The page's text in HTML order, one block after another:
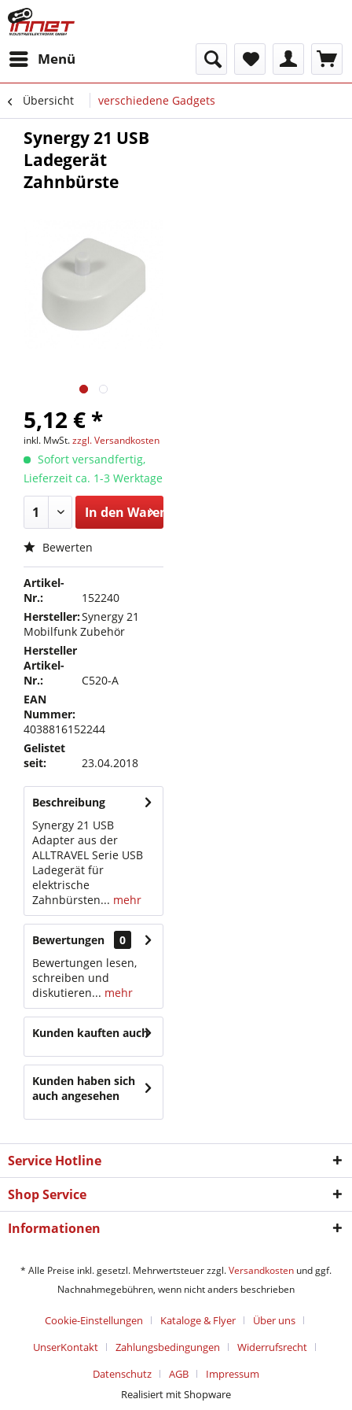
Menü
Übersicht verschiedene Gadgets
Synergy 21 USB
Ladegerät
Zahnbürste
5,12 € *
inkl. MwSt.zzgl. Versandkosten
Sofort versandfertig,
Lieferzeit ca. 1-3 Werktage
In den Warenkorb
Bewerten
Artikel-
Nr.:
152240
Hersteller:Synergy 21
Mobilfunk Zubehör
Hersteller
Artikel-
Nr.:
C520-A
EAN
Nummer:
4038816152244
Gelistet
seit:
23.04.2018
Beschreibung
Synergy 21 USB
Adapter aus der
ALLTRAVEL Serie USB
Ladegerät für
elektrische
Zahnbürsten... mehr
Bewertungen
0
Bewertungen lesen,
schreiben und
diskutieren... mehr
Kunden kauften auch
Kunden haben sich
auch angesehen
Service Hotline
Shop Service
Informationen
* Alle Preise inkl. gesetzl. Mehrwertsteuer zzgl.Versandkosten und ggf.
Nachnahmegebühren, wenn nicht anders beschrieben
Cookie-Einstellungen Kataloge & Flyer
Über uns
UnserKontakt
Zahlungsbedingungen
Widerrufsrecht
Datenschutz
AGB
Impressum
Realisiert mit Shopware